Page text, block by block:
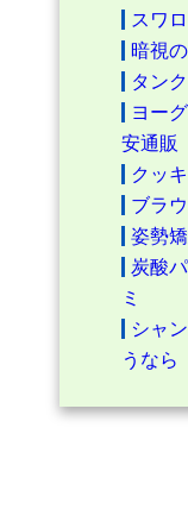
スワ
暗視
タン
ヨー
安通販
クッ
ブラ
姿勢
炭酸
ミ
シャ
うなら